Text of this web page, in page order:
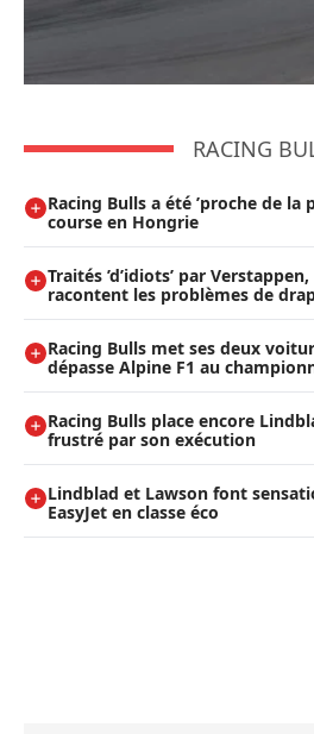
RACING
Racing Bulls a été ’proche de la
course en Hongrie
Traités ’d’idiots’ par
racontent les problèmes de
Racing Bulls met ses deux
dépasse Alpine F1 au
Racing Bulls place encore
frustré par son exécution
Lindblad et Lawson font
EasyJet en classe éco